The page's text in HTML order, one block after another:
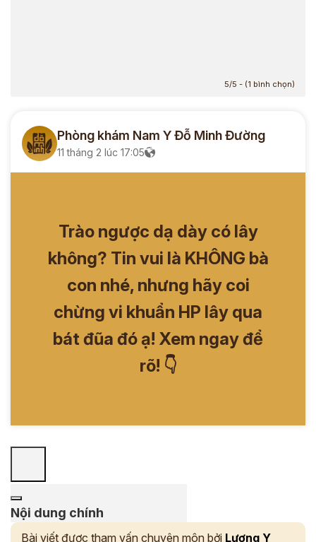
5/5 - (1 bình chọn)
Phòng khám Nam Y Đỗ Minh Đường
11 tháng 2 lúc 17:05
Trào ngược dạ dày có lây
không? Tin vui là KHÔNG bà
con nhé, nhưng hãy coi
chừng vi khuẩn HP lây qua
bát đũa đó ạ! Xem ngay để
rõ! 👇
Nội dung chính
Bài viết được tham vấn chuyên môn bởi Lương Y